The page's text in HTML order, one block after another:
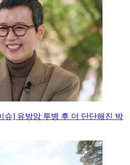
슈] 유방암 투병 후 더 단단해진 박